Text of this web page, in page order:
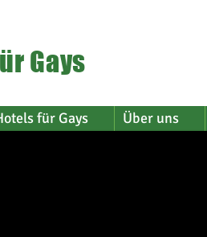
Gays
für Gays Über uns